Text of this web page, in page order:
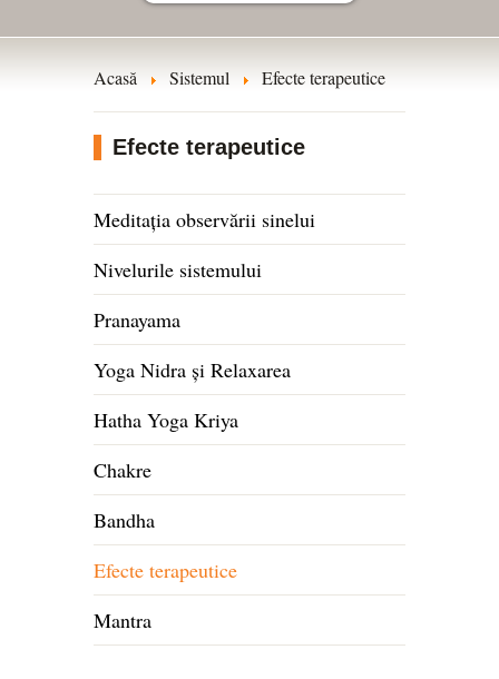
Acasă Sistemul Efecte terapeutice
Efecte terapeutice
Meditația observării sinelui
Nivelurile sistemului
Pranayama
Yoga Nidra și Relaxarea
Hatha Yoga Kriya
Chakre
Bandha
Efecte terapeutice
Mantra